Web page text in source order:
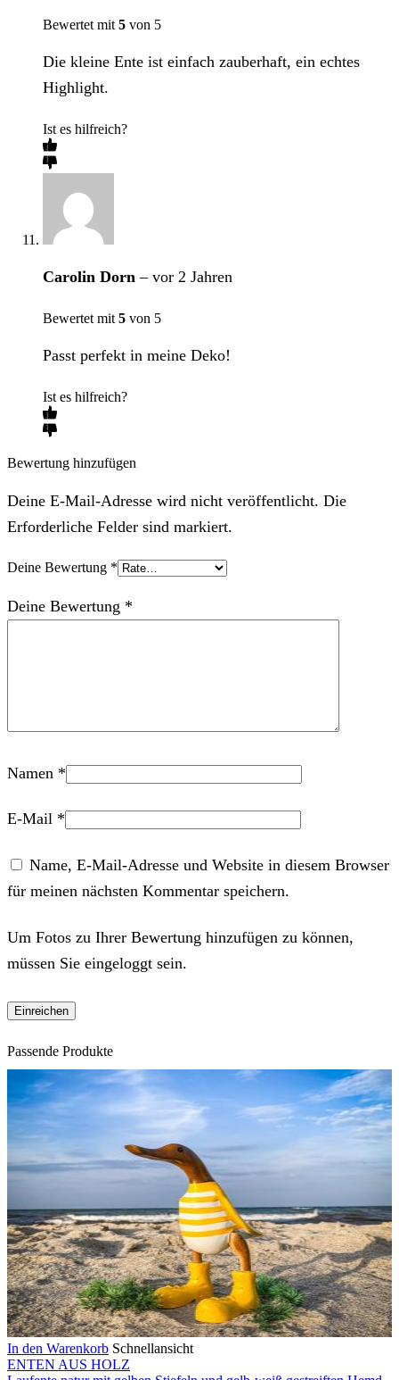
Bewertet mit 5 von 5
Die kleine Ente ist einfach zauberhaft, ein echtes
Highlight.
Ist es hilfreich?
Carolin Dorn– vor 2 Jahren
Bewertet mit 5 von 5
Passt perfekt in meine Deko!
Ist es hilfreich?
Bewertung hinzufügen
Deine E-Mail-Adresse wird nicht veröffentlicht. Die
Erforderliche Felder sind markiert.
Deine Bewertung *
Deine Bewertung *
Namen *
E-Mail *
Name, E-Mail-Adresse und Website in diesem Browser
für meinen nächsten Kommentar speichern.
Um Fotos zu Ihrer Bewertung hinzufügen zu können,
müssen Sie eingeloggt sein.
Passende Produkte
In den Warenkorb Schnellansicht
ENTEN AUS HOLZ